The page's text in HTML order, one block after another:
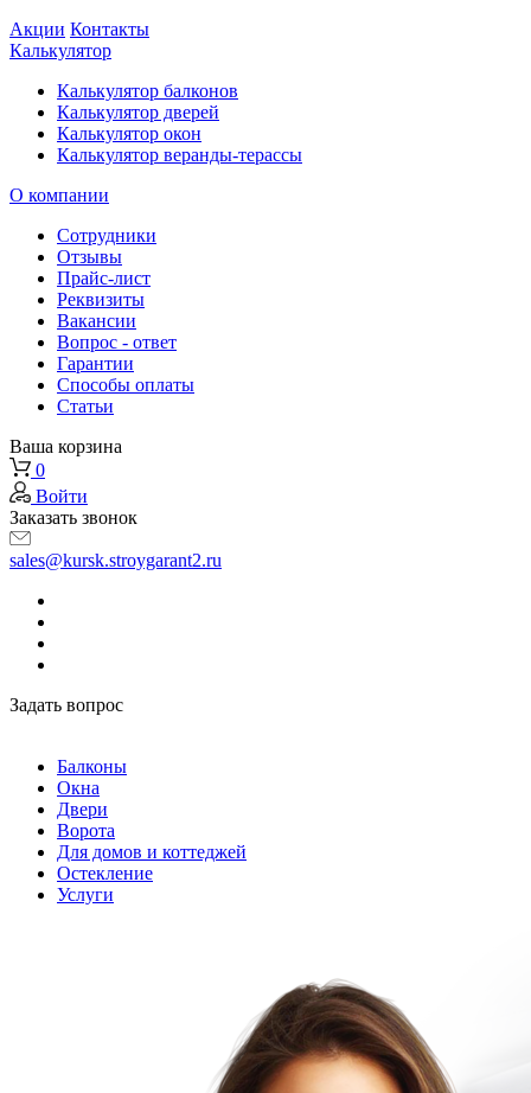
Акции Контакты
Калькулятор
Калькулятор балконов
Калькулятор дверей
Калькулятор окон
Калькулятор веранды-терассы
О компании
Сотрудники
Отзывы
Прайс-лист
Реквизиты
Вакансии
Вопрос - ответ
Гарантии
Способы оплаты
Статьи
Ваша корзина
0
Войти
Заказать звонок
sales@kursk.stroygarant2.ru
Задать вопрос
Балконы
Окна
Двери
Ворота
Для домов и коттеджей
Остекление
Услуги